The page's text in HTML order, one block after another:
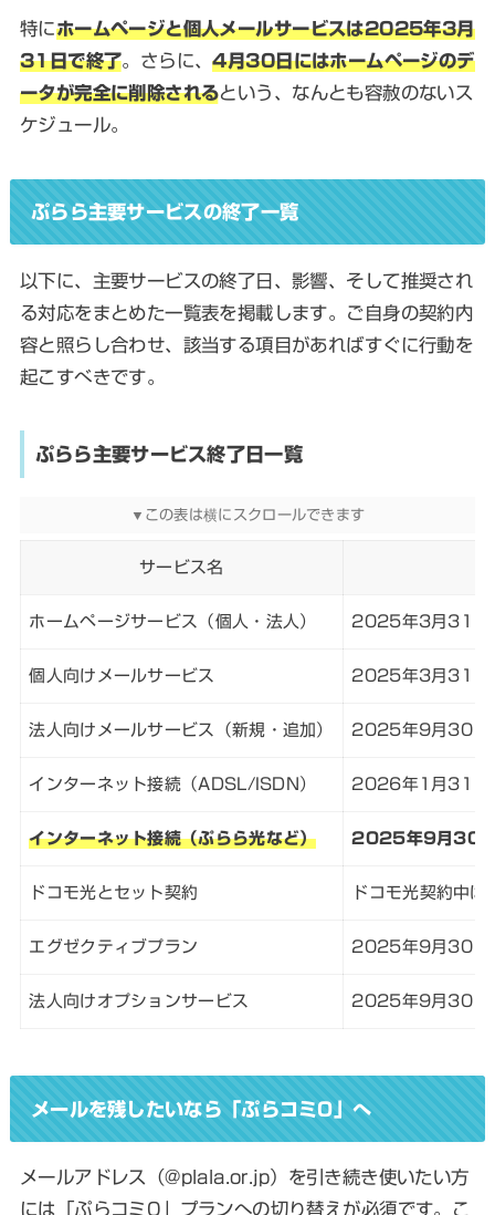
特にホームページと個人メールサービスは2025年3月
31日で終了。さらに、4月30日にはホームページのデ
ータが完全に削除されるという、なんとも容赦のないス
ケジュール。
ぷらら主要サービスの終了一覧
以下に、主要サービスの終了日、影響、そして推奨され
る対応をまとめた一覧表を掲載します。ご自身の契約内
容と照らし合わせ、該当する項目があればすぐに行動を
起こすべきです。
ぷらら主要サービス終了日一覧
サービス名
ホームページサービス（個人・法人） 2025年3月31日
個人向けメールサービス 2025年3月31日
法人向けメールサービス（新規・追加） 2025年9月30日
インターネット接続（ADSL/ISDN） 2026年1月31日
インターネット接続（ぷらら光など） 2025年9月30
ドコモ光とセット契約 ドコモ光契約中は
エグゼクティブプラン 2025年9月30日
法人向けオプションサービス 2025年9月30日
メールを残したいなら「ぷらコミ0」へ
メールアドレス（@plala.or.jp）を引き続き使いたい方
には「ぷらコミ0」プランへの切り替えが必須です。こ